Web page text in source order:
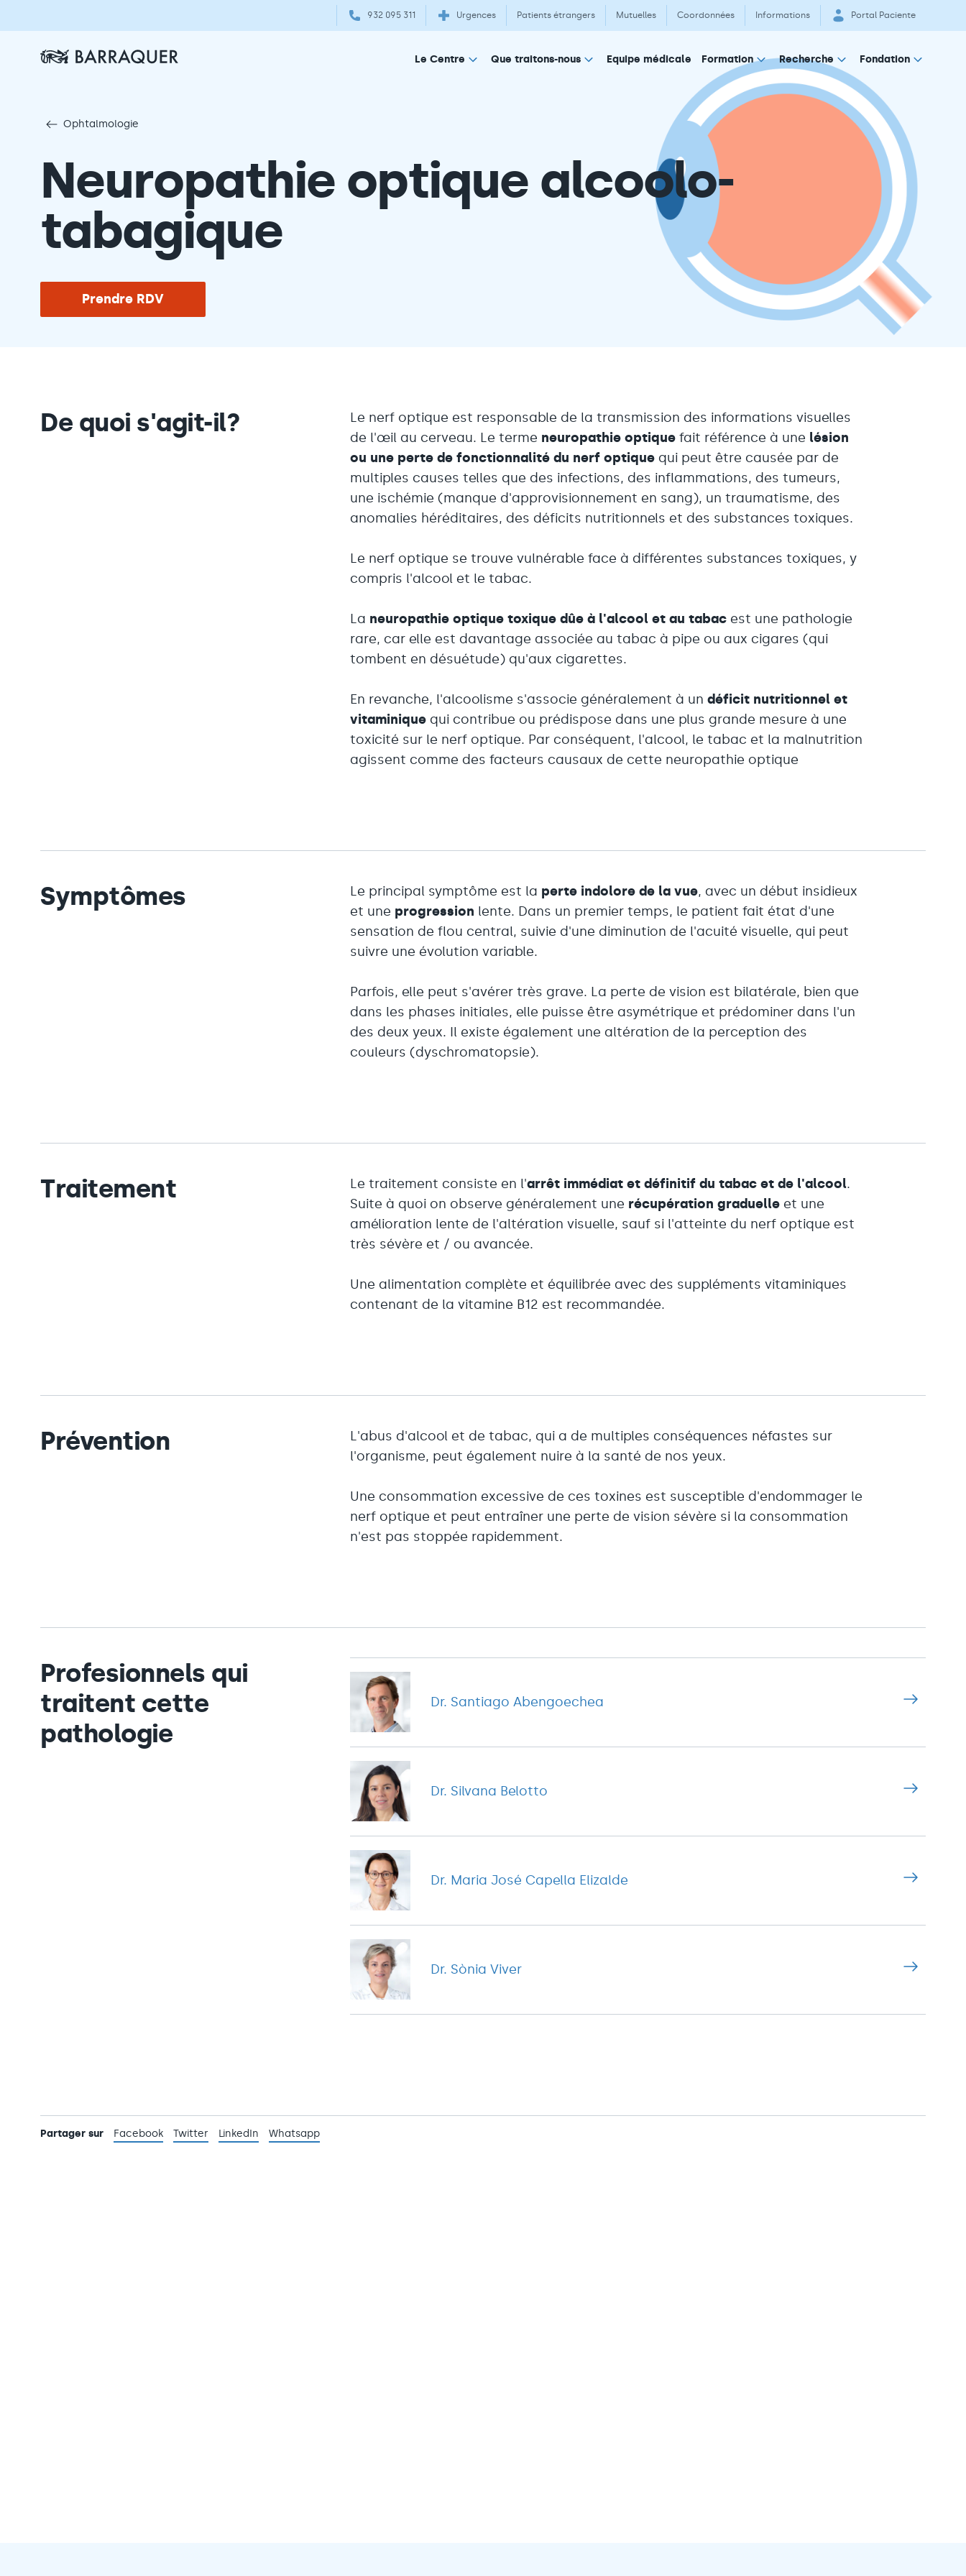
932 095 311 Urgences Patients étrangers Mutuelles Coordonnées Informations Portal Paciente
Le Centre Que traitons-nous Equipe médicale Formation Recherche Fondation
Ophtalmologie
Neuropathie optique alcoolo-
tabagique
Prendre RDV
De quoi s'agit-il?
Le nerf optique est responsable de la transmission des informations visuelles
de l'œil au cerveau. Le terme neuropathie optique fait référence à une lésion
ou une perte de fonctionnalité du nerf optique qui peut être causée par de
multiples causes telles que des infections, des inflammations, des tumeurs,
une ischémie (manque d'approvisionnement en sang), un traumatisme, des
anomalies héréditaires, des déficits nutritionnels et des substances toxiques.
Le nerf optique se trouve vulnérable face à différentes substances toxiques, y
compris l'alcool et le tabac.
La neuropathie optique toxique dûe à l'alcool et au tabac est une pathologie
rare, car elle est davantage associée au tabac à pipe ou aux cigares (qui
tombent en désuétude) qu'aux cigarettes.
En revanche, l'alcoolisme s'associe généralement à undéficit nutritionnel et
vitaminique qui contribue ou prédispose dans une plus grande mesure à une
toxicité sur le nerf optique. Par conséquent, l'alcool, le tabac et la malnutrition
agissent comme des facteurs causaux de cette neuropathie optique
Symptômes Le principal symptôme est la perte indolore de la vue, avec un début insidieux
et une progression lente. Dans un premier temps, le patient fait état d'une
sensation de flou central, suivie d'une diminution de l'acuité visuelle, qui peut
suivre une évolution variable.
Parfois, elle peut s'avérer très grave. La perte de vision est bilatérale, bien que
dans les phases initiales, elle puisse être asymétrique et prédominer dans l'un
des deux yeux. Il existe également une altération de la perception des
couleurs (dyschromatopsie).
Traitement Le traitement consiste en l'arrêt immédiat et définitif du tabac et de l'alcool.
Suite à quoi on observe généralement une récupération graduelle et une
amélioration lente de l'altération visuelle, sauf si l'atteinte du nerf optique est
très sévère et / ou avancée.
Une alimentation complète et équilibrée avec des suppléments vitaminiques
contenant de la vitamine B12 est recommandée.
Prévention
L'abus d'alcool et de tabac, qui a de multiples conséquences néfastes sur
l'organisme, peut également nuire à la santé de nos yeux.
Une consommation excessive de ces toxines est susceptible d'endommager le
nerf optique et peut entraîner une perte de vision sévère si la consommation
n'est pas stoppée rapidemment.
Profesionnels qui
traitent cette
pathologie
Dr. Santiago Abengoechea
Dr. Silvana Belotto
Dr. Maria José Capella Elizalde
Dr. Sònia Viver
Partager sur Facebook Twitter LinkedIn Whatsapp